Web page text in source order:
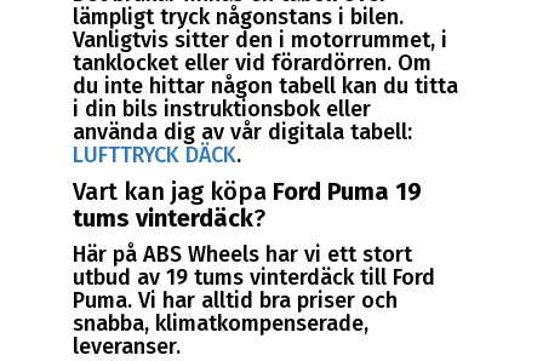
lämpligt tryck någonstans i bilen.
Vanligtvis sitter den i motorrummet, i
tanklocket eller vid förardörren. Om
du inte hittar någon tabell kan du titta
i din bils instruktionsbok eller
använda dig av vår digitala tabell:
LUFTTRYCK DÄCK.
Vart kan jag köpa Ford Puma 19
tums vinterdäck?
Här på ABS Wheels har vi ett stort
utbud av 19 tums vinterdäck till Ford
Puma. Vi har alltid bra priser och
snabba, klimatkompenserade,
leveranser.